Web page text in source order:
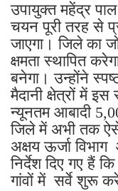
उपायुक्त महेंद्र
चयन पूरी तरह से
जाएगा। जिले का
क्षमता स्थापित
बनेगा। उन्होंने
मैदानी क्षेत्रों में इस
न्यूनतम आबादी
जिले में अभी तक ऐसे
अक्षय ऊर्जा
निर्देश दिए गए हैं
गांवों में सर्वे शुरू